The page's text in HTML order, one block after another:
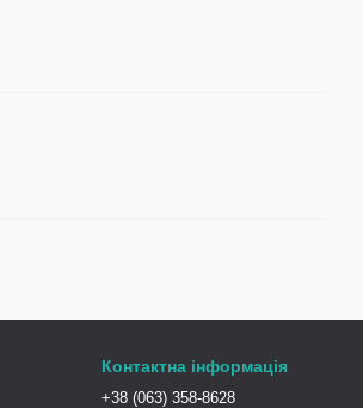
Контактна інформація
+38 (063) 358-8628